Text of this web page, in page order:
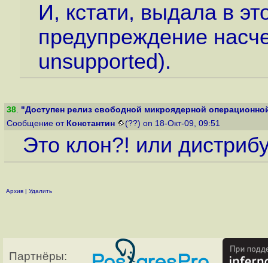
И, кстати, выдала в
предупреждение
unsupported).
38. "Доступен релиз свободной микроядерной
Сообщение от Константин (??) on 18-Окт-09, 09:51
Это клон?! или
Архив | Удалить
Партнёры: